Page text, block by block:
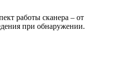
работы сканера – от
при обнаружении.